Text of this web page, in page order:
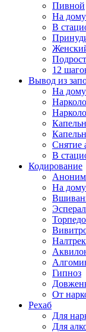
Пивной
На дому
В
12
Вывод из
На дому
Снятие
В
Кодирование
На дому
Торпедо
Гипноз
От
Рехаб
Для
Для